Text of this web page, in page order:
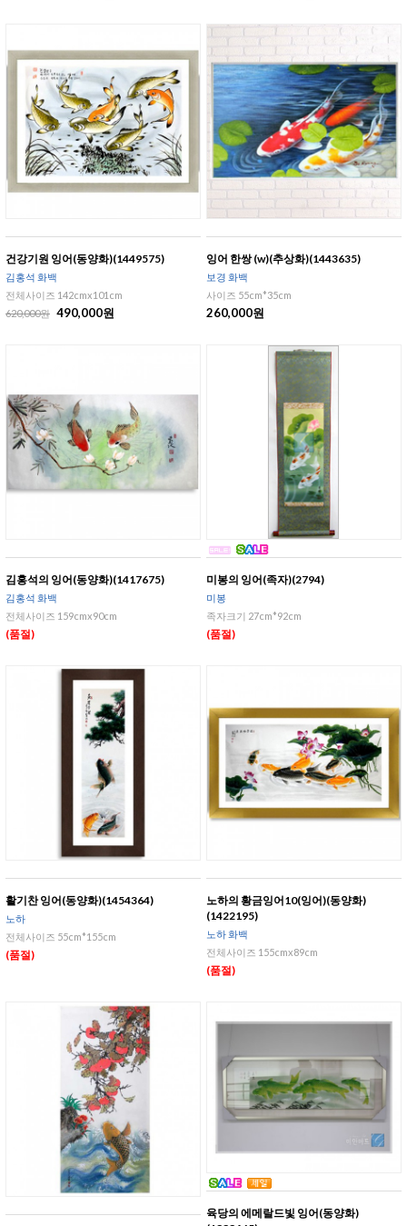
건강기원 잉어(동양화)(1449575)
김홍석 화백
전체사이즈 142cmx101cm
620,000원 490,000원
잉어 한쌍 (w)(추상화)(1443635)
보경 화백
사이즈 55cm*35cm
260,000원
김홍석의 잉어(동양화)(1417675)
김홍석 화백
전체사이즈 159cmx90cm
(품절)
미봉의 잉어(족자)(2794)
미봉
족자크기 27cm*92cm
(품절)
활기찬 잉어(동양화)(1454364)
노하
전체사이즈 55cm*155cm
(품절)
노하의 황금잉어10(잉어)(동양화)
(1422195)
노하 화백
전체사이즈 155cmx89cm
(품절)
육당의 에메랄드빛 잉어(동양화)